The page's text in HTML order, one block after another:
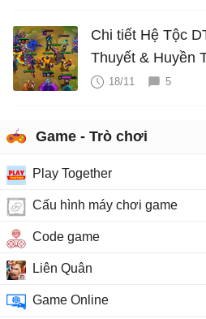
Chi tiết Hệ Tộc
Thuyết & Huyền
18/11 5
Game - Trò chơi
Play Together
Cấu hình máy chơi game
Code game
Liên Quân
Game Online